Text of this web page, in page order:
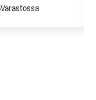
Varastossa